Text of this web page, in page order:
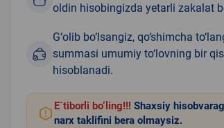
oldin hisobingizda yetarli zakalat
G‘olib bo‘lsangiz, qo‘shimcha
summasi umumiy to‘lovning bir
hisoblanadi.
E`tiborli bo‘ling!!! Shaxsiy
narx taklifini bera olmaysiz.